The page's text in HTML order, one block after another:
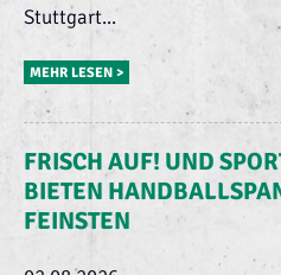
Stuttgart...
MEHR LESEN >
FRISCH AUF! UND
BIETEN
FEINSTEN